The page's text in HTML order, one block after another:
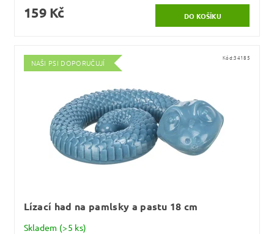
159 Kč
NAŠI PSI DOPORUČUJÍ
Kód:34185
Lízací had na pamlsky a pastu 18 cm
Skladem (>5 ks)